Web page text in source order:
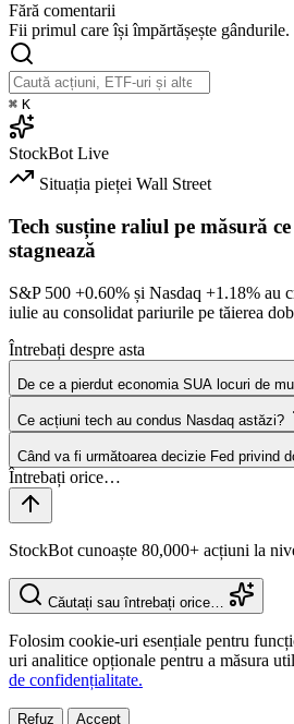
Fără comentarii
Fii primul care își împărtășește gândurile.
⌘ K
StockBot Live
Situația pieței Wall Street
Tech susține raliul pe măsură
stagnează
S&P 500 +0.60% și Nasdaq +1.18% au
iulie au consolidat pariurile pe tăierea
Întrebați despre asta
De ce a pierdut economia SUA locuri de
Ce acțiuni tech au condus Nasdaq astăzi?
Când va fi următoarea decizie Fed privind
StockBot cunoaște 80,000+ acțiuni la
Căutați sau întrebați orice…
Folosim cookie-uri esențiale pentru
uri analitice opționale pentru a măsura
de confidențialitate.
Refuz Accept